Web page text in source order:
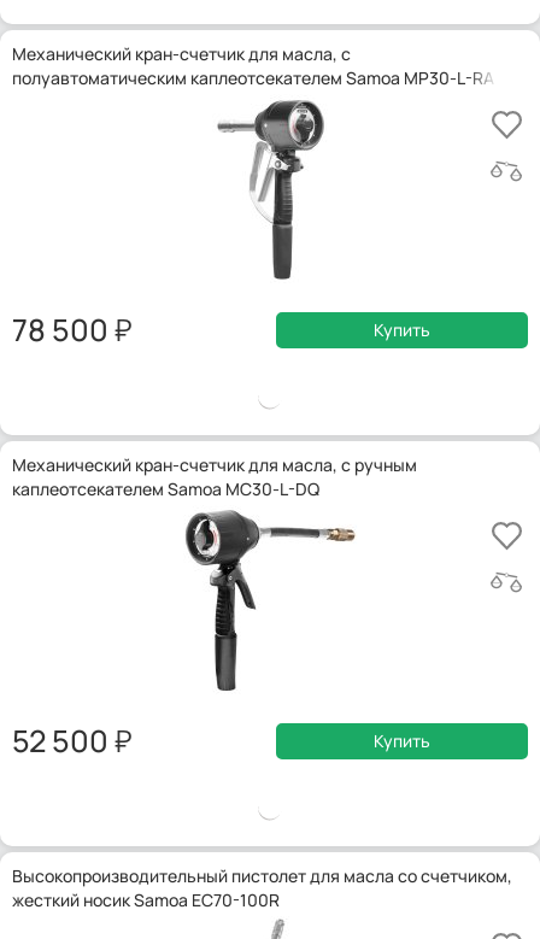
Механический кран-счетчик для масла, с
полуавтоматическим каплеотсекателем Samoa MP30-L-RA
78 500 Купить
Механический кран-счетчик для масла, с ручным
каплеотсекателем Samoa MC30-L-DQ
52 500 Купить
Высокопроизводительный пистолет для масла со счетчиком,
жесткий носик Samoa EC70-100R